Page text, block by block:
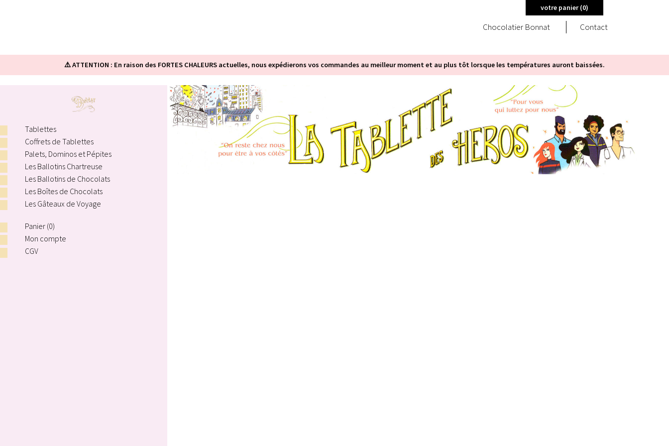
votre panier (0)
Chocolatier Bonnat Contact
⚠️ ATTENTION : En raison des FORTES CHALEURS actuelles, nous expédierons vos commandes au meilleur moment et au plus tôt lorsque les températures auront baissées.
Tablettes
Coffrets de Tablettes
Palets, Dominos et Pépites
Les Ballotins Chartreuse
Les Ballotins de Chocolats
Les Boîtes de Chocolats
Les Gâteaux de Voyage
Panier (0)
Mon compte
CGV